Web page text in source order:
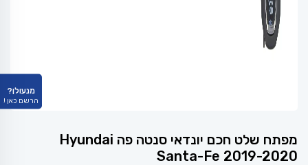
מפתח שלט חכם יונדאי סנטה פה Hyundai
Santa-Fe 2019-2020
מנעולן?
הרשם כאן !